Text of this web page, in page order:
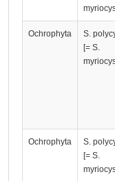
Ochrophyta
S.
[= S.
Ochrophyta
S.
[= S.